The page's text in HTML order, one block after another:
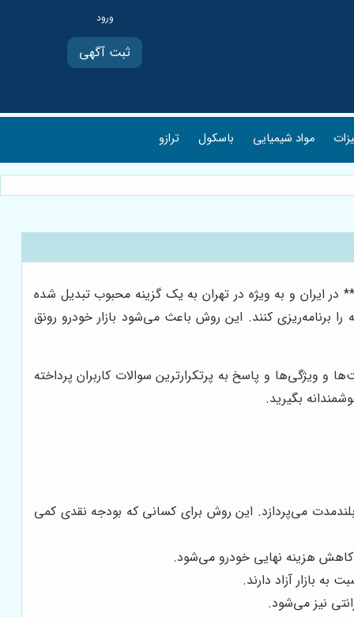
ثبت آگهی
مواد شیمیایی باسکول ترازو
ایران و به ویژه در تهران به یک گزینه محبوب تبدیل شده
برنامه‌ریزی کنند. این روش باعث می‌شود بازار خودرو رونق
ویژگی‌ها و پاسخ به پرتکرارترین سوالات کاربران پرداخته
بگیرید.
می‌پردازد. این روش برای کسانی که بودجه نقدی کمی
هزینه نهایی خودرو می‌شود.
بازار آزاد دارند.
نیز می‌شود.